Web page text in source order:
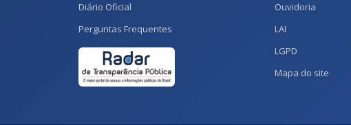
Diário Oficial
Perguntas Frequentes
Ouvidoria
LAI
LGPD
Mapa do site